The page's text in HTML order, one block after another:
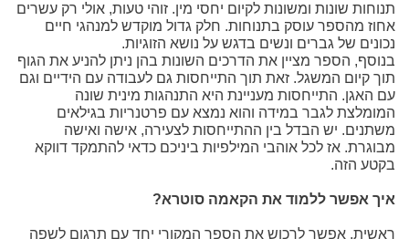
תנוחות שונות ומשונות לקיום יחסי מין. זוהי טעות, אולי רק עשרים
אחוז מהספר עוסק בתנוחות. חלק גדול מוקדש למנהגי חיים
נכונים של גברים ונשים בדגש על נושא הזוגיות.
בנוסף, הספר מציין את הדרכים השונות בהן ניתן להניע את הגוף
תוך קיום המשגל. זאת תוך התייחסות גם לעבודה עם הידיים וגם
עם האגן. התייחסות מעניינת היא התנהגות מינית שונה
המומלצת לגבר במידה והוא נמצא עם פרטנריות בגילאים
משתנים. יש הבדל בין ההתייחסות לצעירה, אישה ואישה
מבוגרת. אז לכל אוהבי המילפיות ביניכם כדאי להתמקד דווקא
בקטע הזה.
איך אפשר ללמוד את הקאמה סוטרא?
ראשית, אפשר לרכוש את הספר המקורי יחד עם תרגום לשפה